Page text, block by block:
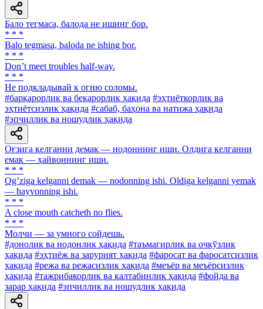
Бало тегмаса, балода не ишинг бор.
* * *
Balo tegmasa, baloda ne ishing bor.
* * *
Don’t meet troubles half-way.
* * *
He подкладывай к огню соломы.
#барқарорлик ва беқарорлик ҳақида #эҳтиёткорлик ва
эҳтиётсизлик ҳақида #сабаб, баҳона ва натижа ҳақида
#эпчиллик ва ношудлик ҳақида
Оғзига келганни демак — нодоннинг иши. Олдига келганни
емак — ҳайвоннинг иши.
* * *
Ogʼziga kelganni demak — nodonning ishi. Oldiga kelganni yemak
— hayvonning ishi.
* * *
A close mouth catcheth no flies.
* * *
Молчи — за умного сойдешь.
#донолик ва нодонлик ҳақида #таъмагирлик ва очкўзлик
ҳақида #эҳтиёж ва зарурият ҳақида #фаросат ва фаросатсизлик
ҳақида #режа ва режасизлик ҳақида #меъёр ва меъёрсизлик
ҳақида #тажрибакорлик ва калтабинлик ҳақида #фойда ва
зарар ҳақида #эпчиллик ва ношудлик ҳақида